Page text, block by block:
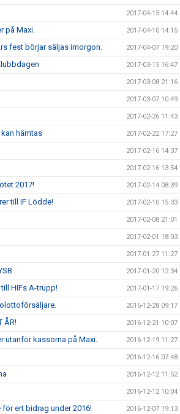
2017-04-15 14:44
på Maxi. 2017-04-10 14:15
fest börjar säljas imorgon. 2017-04-07 19:20
2017-03-15 16:47
2017-03-08 21:16
2017-03-07 10:49
2017-02-26 11:43
hämtas 2017-02-22 17:27
2017-02-16 14:37
2017-02-16 13:54
2017! 2017-02-14 08:39
till IF Lödde! 2017-02-10 15:33
2017-02-08 21:01
2017-02-01 18:03
2017-01-27 11:27
2017-01-20 12:34
HIFs A-trupp! 2017-01-17 19:26
2016-12-28 09:17
ÅR! 2016-12-21 10:07
utanför kassorna på Maxi. 2016-12-19 11:27
2016-12-16 07:48
2016-12-12 11:52
2016-12-12 10:04
för ert bidrag under 2016! 2016-12-07 19:13